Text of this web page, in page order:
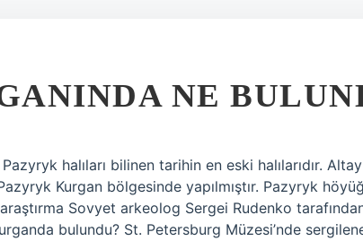
NE
halıları bilinen tarihin en eski halılarıdır. Altay
Kurgan bölgesinde yapılmıştır. Pazyryk
Sovyet arkeolog Sergei Rudenko
bulundu? St. Petersburg Müzesi’nde